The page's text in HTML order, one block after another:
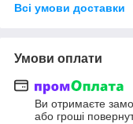
Всі умови доставки
Умови оплати
Ви отримаєте
або гроші